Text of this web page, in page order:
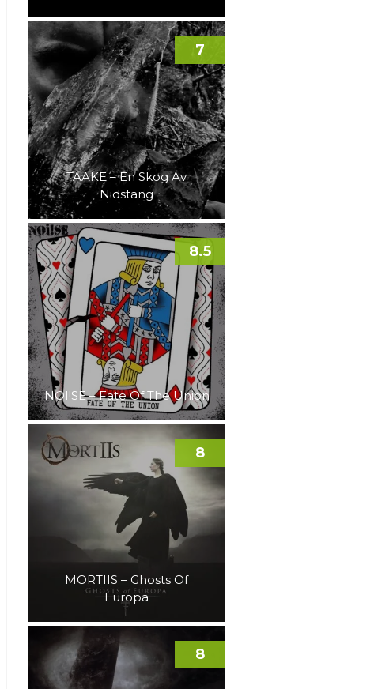
TAAKE – En Skog Av
Nidstang
7
NOI!SE – Fate Of The Union
8.5
MORTIIS – Ghosts Of
Europa
8
8